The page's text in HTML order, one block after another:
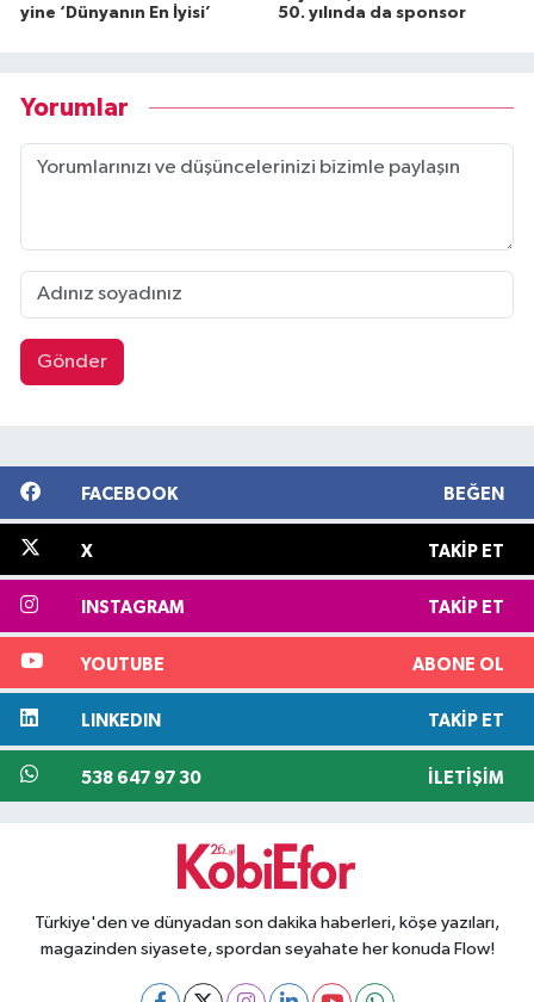
yine ‘Dünyanın En İyisi’
50. yılında da sponsor
Yorumlar
Gönder
FACEBOOK BEĞEN
X TAKIP ET
INSTAGRAM TAKIP ET
YOUTUBE ABONE OL
LINKEDIN TAKIP ET
538 647 97 30 İLETIŞIM
Türkiye'den ve dünyadan son dakika haberleri, köşe yazıları,
magazinden siyasete, spordan seyahate her konuda Flow!